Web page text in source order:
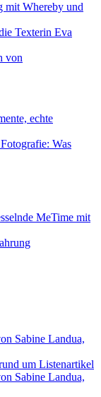
mit Whereby und
Texterin Eva
von
echte
Was
MeTime mit
Sabine Landua,
um Listenartikel
Sabine Landua,